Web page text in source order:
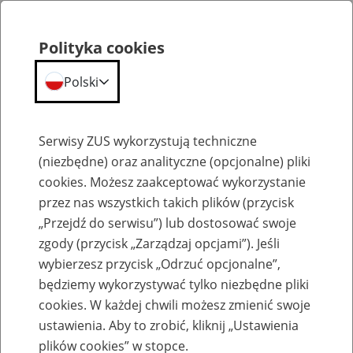
Dostępność placówek ZUS dla osób z niepełnosprawnościami skierowanych na
Oddział w Rybniku – dostępność
Polityka cookies
Polski
Serwisy ZUS wykorzystują techniczne
(niezbędne) oraz analityczne (opcjonalne) pliki
cookies. Możesz zaakceptować wykorzystanie
przez nas wszystkich takich plików (przycisk
„Przejdź do serwisu”) lub dostosować swoje
zgody (przycisk „Zarządzaj opcjami”). Jeśli
wybierzesz przycisk „Odrzuć opcjonalne”,
będziemy wykorzystywać tylko niezbędne pliki
cookies. W każdej chwili możesz zmienić swoje
ustawienia. Aby to zrobić, kliknij „Ustawienia
plików cookies” w stopce.